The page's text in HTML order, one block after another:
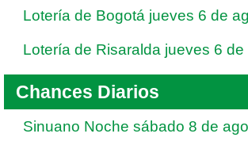
Lotería de Bogotá jueves 6 de
Lotería de Risaralda jueves 6
Chances Diarios
Sinuano Noche sábado 8 de